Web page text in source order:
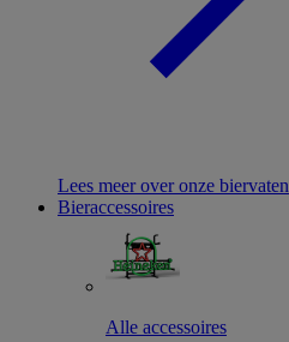
Lees meer over onze biervaten
Bieraccessoires
Alle accessoires